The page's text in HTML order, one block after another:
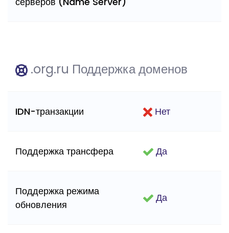
.org.ru Поддержка доменов
IDN-транзакции Нет
Поддержка трансфера Да
Поддержка режима
обновления
Да